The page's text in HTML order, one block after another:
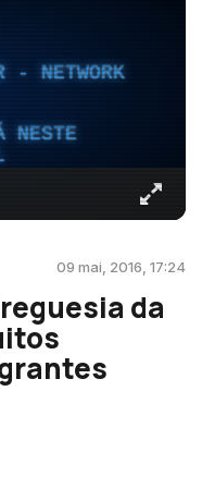
- NETWORK
NESTE
09 mai, 2016, 17:24
da